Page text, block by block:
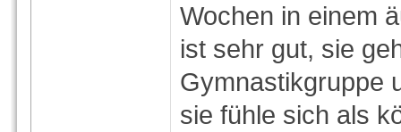
Wochen in einem
ist sehr gut, sie
Gymnastikgruppe
sie fühle sich als